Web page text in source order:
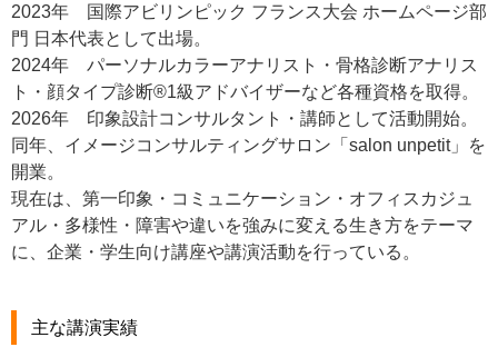
2023年 国際アビリンピック フランス大会 ホームページ部
門 日本代表として出場。
2024年 パーソナルカラーアナリスト・骨格診断アナリス
ト・顔タイプ診断®1級アドバイザーなど各種資格を取得。
2026年 印象設計コンサルタント・講師として活動開始。
同年、イメージコンサルティングサロン「salon unpetit」を
開業。
現在は、第一印象・コミュニケーション・オフィスカジュ
アル・多様性・障害や違いを強みに変える生き方をテーマ
に、企業・学生向け講座や講演活動を行っている。
主な講演実績